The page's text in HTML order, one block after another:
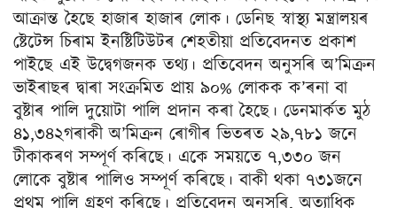
আক্ৰান্ত হৈছে হাজাৰ হাজাৰ লোক। ডেনিছ স্বাস্থ্য মন্ত্ৰালয়ৰ
ষ্টেটেন্স চিৰাম ইনষ্টিটিউটৰ শেহতীয়া প্ৰতিবেদনত প্ৰকাশ
পাইছে এই উদ্বেগজনক তথ্য। প্ৰতিবেদন অনুসৰি অ’মিক্ৰন
ভাইৰাছৰ দ্বাৰা সংক্ৰমিত প্ৰায় ৯০% লোকক ক’ৰনা বা
বুষ্টাৰ পালি দুয়োটা পালি প্ৰদান কৰা হৈছে। ডেনমাৰ্কত মুঠ
৪১,৩৪২গৰাকী অ’মিক্ৰন ৰোগীৰ ভিতৰত ২৯,৭৮১ জনে
টীকাকৰণ সম্পূৰ্ণ কৰিছে। একে সময়তে ৭,৩৩০ জন
লোকে বুষ্টাৰ পালিও সম্পূৰ্ণ কৰিছে। বাকী থকা ৭৩১জনে